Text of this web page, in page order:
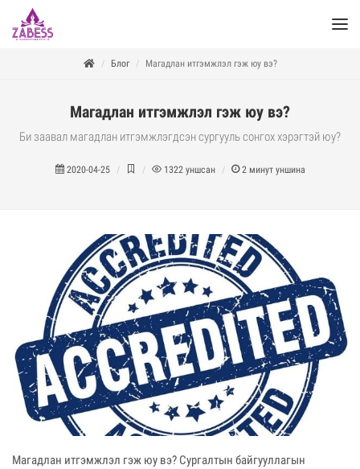
Блог Магадлан итгэмжлэл гэж юу вэ?
Магадлан итгэмжлэл гэж юу вэ?
Би заавал магадлан итгэмжлэгдсэн сургууль сонгох хэрэгтэй юу?
2020-04-25 1322 уншсан 2 минут уншина
Магадлан итгэмжлэл гэж юу вэ? Сургалтын байгууллагын